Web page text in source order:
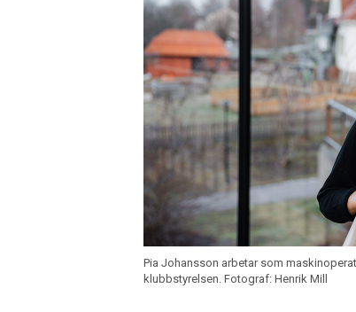
Pia Johansson arbetar som
klubbstyrelsen. Fotograf: Henrik Mill